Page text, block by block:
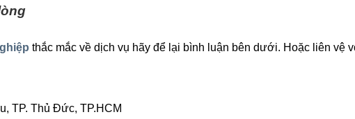
thắc mắc về dịch vụ hãy để lại bình luận bên dưới. Hoặc liên vệ
TP. Thủ Đức, TP.HCM